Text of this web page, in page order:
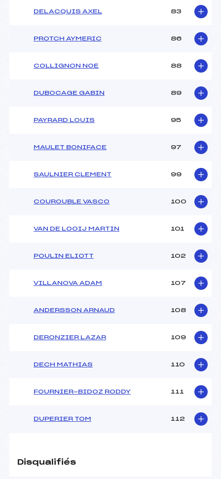
DELACQUIS AXEL 83
PROTCH AYMERIC 86
COLLIGNON NOE 88
DUBOCAGE GABIN 89
PAYRARD LOUIS 95
MAULET BONIFACE 97
SAULNIER CLEMENT 99
COUROUBLE VASCO 100
VAN DE LOOIJ MARTIN 101
POULIN ELIOTT 102
VILLANOVA ADAM 107
ANDERSSON ARNAUD 108
DERONZIER LAZAR 109
DECH MATHIAS 110
FOURNIER-BIDOZ RODDY 111
DUPERIER TOM 112
Disqualifiés